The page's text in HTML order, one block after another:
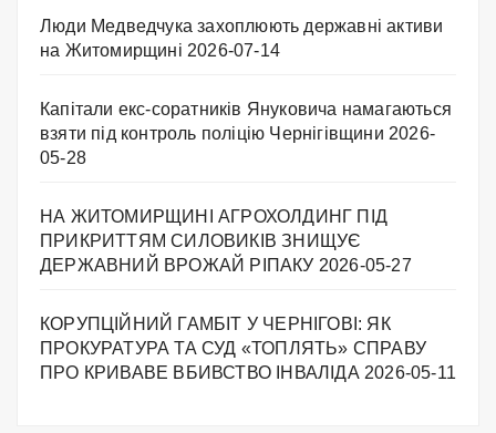
Люди Медведчука захоплюють державні активи
на Житомирщині 2026-07-14
Капітали екс-соратників Януковича намагаються
взяти під контроль поліцію Чернігівщини 2026-
05-28
НА ЖИТОМИРЩИНІ АГРОХОЛДИНГ ПІД
ПРИКРИТТЯМ СИЛОВИКІВ ЗНИЩУЄ
ДЕРЖАВНИЙ ВРОЖАЙ РІПАКУ ​ 2026-05-27
КОРУПЦІЙНИЙ ГАМБІТ У ЧЕРНІГОВІ: ЯК
ПРОКУРАТУРА ТА СУД «ТОПЛЯТЬ» СПРАВУ
ПРО КРИВАВЕ ВБИВСТВО ІНВАЛІДА 2026-05-11